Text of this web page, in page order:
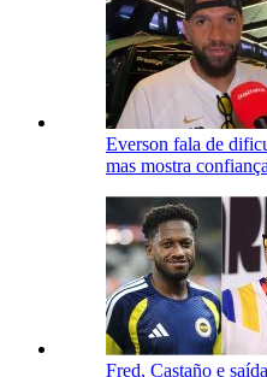
Everson fala de
mas mostra
Fred, Castaño e